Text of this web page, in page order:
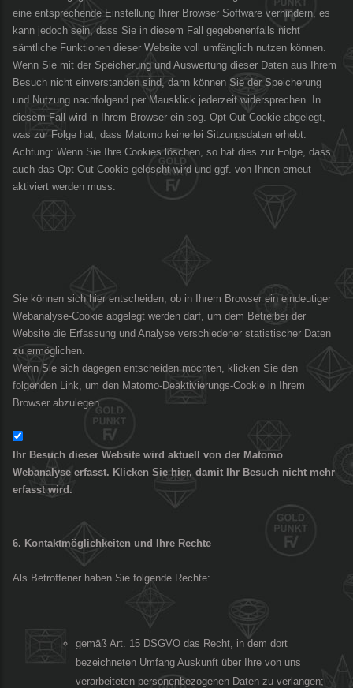
eine entsprechende Einstellung Ihrer Browser Software verhindern, es
kann jedoch sein, dass Sie in diesem Fall gegebenenfalls nicht
sämtliche Funktionen dieser Website voll umfänglich nutzen können.
Wenn Sie mit der Speicherung und Auswertung dieser Daten aus Ihrem
Besuch nicht einverstanden sind, dann können Sie der Speicherung
und Nutzung nachfolgend per Mausklick jederzeit widersprechen. In
diesem Fall wird in Ihrem Browser ein sog. Opt-Out-Cookie abgelegt,
was zur Folge hat, dass Matomo keinerlei Sitzungsdaten erhebt.
Achtung: Wenn Sie Ihre Cookies löschen, so hat dies zur Folge, dass
auch das Opt-Out-Cookie gelöscht wird und ggf. von Ihnen erneut
aktiviert werden muss.
Sie können sich hier entscheiden, ob in Ihrem Browser ein eindeutiger
Webanalyse-Cookie abgelegt werden darf, um dem Betreiber der
Website die Erfassung und Analyse verschiedener statistischer Daten
zu ermöglichen.
Wenn Sie sich dagegen entscheiden möchten, klicken Sie den
folgenden Link, um den Matomo-Deaktivierungs-Cookie in Ihrem
Browser abzulegen.
Ihr Besuch dieser Website wird aktuell von der Matomo
Webanalyse erfasst. Klicken Sie hier, damit Ihr Besuch nicht mehr
erfasst wird.
6. Kontaktmöglichkeiten und Ihre Rechte
Als Betroffener haben Sie folgende Rechte:
gemäß Art. 15 DSGVO das Recht, in dem dort
bezeichneten Umfang Auskunft über Ihre von uns
verarbeiteten personenbezogenen Daten zu verlangen;